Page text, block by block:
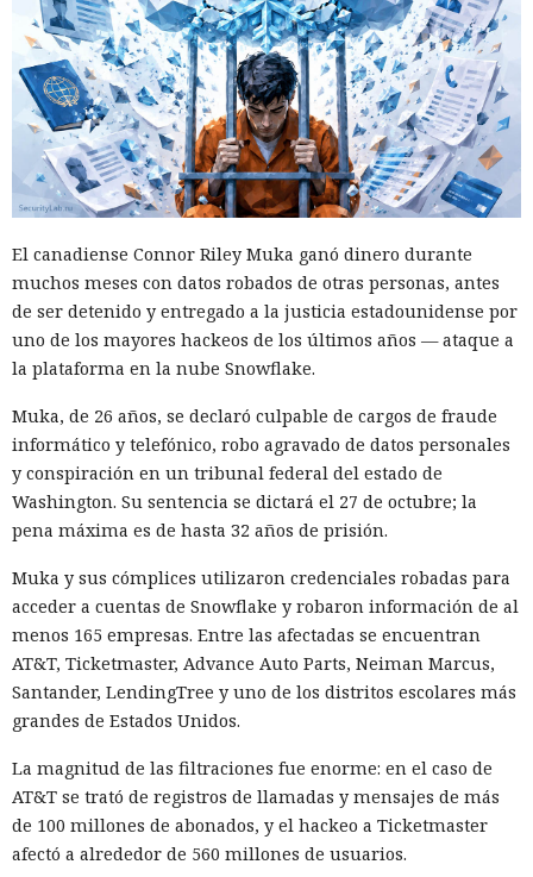
Las sanciones y restricciones contra las empresas
tecnológicas chinas por parte de las autoridades
estadounidenses hace tiempo que son noticia habitual —
ahora un escenario similarse está desarrollandoen sentido
inverso. La Administración del Ciberespacio de China
estadounidense Palo Alto Networks que se venden en el
territorio del país, citando riesgos para la infraestructura
informática crítica y la seguridad nacional.
El regulador no nombró productos concretos de la compañía
vulnerabilidades ni precisó qué medidas podrían seguir en
caso de detectarse incumplimientos.
La decisión se produjo en medio del empeoramiento de las
disputas comerciales y tecnológicas entre Pekín y
Washington, que ponen en peligro la frágil tregua
anterior, el Ministerio de Comercio de China anunció
nuevas restricciones contra empresas estadounidenses y la
exportación de drones a EE. UU., calificándolas como
respuesta a las recientes medidas de Washington contra el
El canadiense Connor Riley Muka ganó dinero durante
muchos meses con datos robados de otras personas, antes
de ser detenido y entregado a la justicia estadounidense por
uno de los mayores hackeos de los últimos años — ataque a
la plataforma en la nube Snowflake.
Muka, de 26 años, se declaró culpable de cargos de fraude
informático y telefónico, robo agravado de datos personales
y conspiración en un tribunal federal del estado de
Washington. Su sentencia se dictará el 27 de octubre; la
pena máxima es de hasta 32 años de prisión.
Muka y sus cómplices utilizaron credenciales robadas para
acceder a cuentas de Snowflake y robaron información de al
menos 165 empresas. Entre las afectadas se encuentran
AT&T, Ticketmaster, Advance Auto Parts, Neiman Marcus,
Santander, LendingTree y uno de los distritos escolares más
grandes de Estados Unidos.
La magnitud de las filtraciones fue enorme: en el caso de
AT&T se trató de registros de llamadas y mensajes de más
de 100 millones de abonados, y el hackeo a Ticketmaster
afectó a alrededor de 560 millones de usuarios.